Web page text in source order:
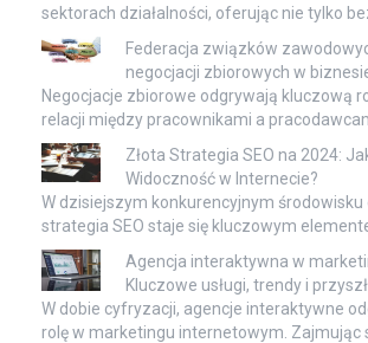
sektorach działalności, oferując nie tylko
Federacja związków
negocjacji zbiorowych w
Negocjacje zbiorowe odgrywają kluczową
relacji między pracownikami a
Złota Strategia SEO na 2024:
Widoczność w Internecie?
W dzisiejszym konkurencyjnym
strategia SEO staje się kluczowym
Agencja interaktywna w
Kluczowe usługi, trendy i
W dobie cyfryzacji, agencje interaktywne
rolę w marketingu internetowym. Zajmując